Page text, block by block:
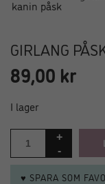
GIRLANG
89,00 kr
I lager
♥ SPARA SOM